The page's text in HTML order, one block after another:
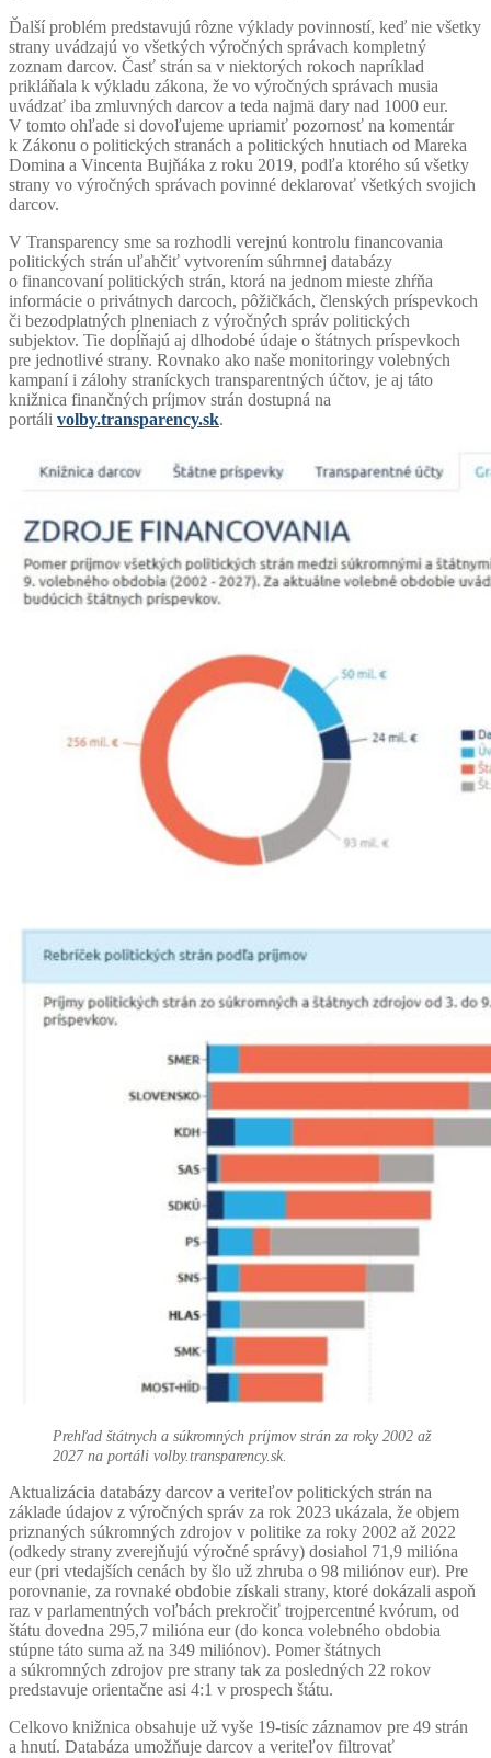
Ďalší problém predstavujú rôzne výklady povinností, keď nie všetky
strany uvádzajú vo všetkých výročných správach kompletný
zoznam darcov. Časť strán sa v niektorých rokoch napríklad
prikláňala k výkladu zákona, že vo výročných správach musia
uvádzať iba zmluvných darcov a teda najmä dary nad 1000 eur.
V tomto ohľade si dovoľujeme upriamiť pozornosť na komentár
k Zákonu o politických stranách a politických hnutiach od Mareka
Domina a Vincenta Bujňáka z roku 2019, podľa ktorého sú všetky
strany vo výročných správach povinné deklarovať všetkých svojich
darcov.
V Transparency sme sa rozhodli verejnú kontrolu financovania
politických strán uľahčiť vytvorením súhrnnej databázy
o financovaní politických strán, ktorá na jednom mieste zhŕňa
informácie o privátnych darcoch, pôžičkách, členských príspevkoch
či bezodplatných plneniach z výročných správ politických
subjektov. Tie dopĺňajú aj dlhodobé údaje o štátnych príspevkoch
pre jednotlivé strany. Rovnako ako naše monitoringy volebných
kampaní i zálohy straníckych transparentných účtov, je aj táto
knižnica finančných príjmov strán dostupná na
portáli volby.transparency.sk.
Prehľad štátnych a súkromných príjmov strán za roky 2002 až
2027 na portáli volby.transparency.sk.
Aktualizácia databázy darcov a veriteľov politických strán na
základe údajov z výročných správ za rok 2023 ukázala, že objem
priznaných súkromných zdrojov v politike za roky 2002 až 2022
(odkedy strany zverejňujú výročné správy) dosiahol 71,9 milióna
eur (pri vtedajších cenách by šlo už zhruba o 98 miliónov eur). Pre
porovnanie, za rovnaké obdobie získali strany, ktoré dokázali aspoň
raz v parlamentných voľbách prekročiť trojpercentné kvórum, od
štátu dovedna 295,7 milióna eur (do konca volebného obdobia
stúpne táto suma až na 349 miliónov). Pomer štátnych
a súkromných zdrojov pre strany tak za posledných 22 rokov
predstavuje orientačne asi 4:1 v prospech štátu.
Celkovo knižnica obsahuje už vyše 19-tisíc záznamov pre 49 strán
a hnutí. Databáza umožňuje darcov a veriteľov filtrovať